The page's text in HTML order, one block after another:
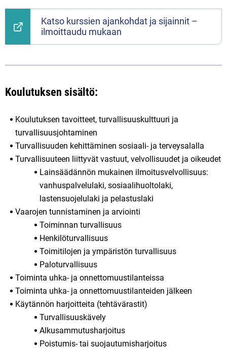
Katso kurssien ajankohdat ja sijainnit –
ilmoittaudu mukaan
Koulutuksen sisältö:
Koulutuksen tavoitteet, turvallisuuskulttuuri ja
turvallisuusjohtaminen
Turvallisuuden kehittäminen sosiaali- ja terveysalalla
Turvallisuuteen liittyvät vastuut, velvollisuudet ja oikeudet
Lainsäädännön mukainen ilmoitusvelvollisuus:
vanhuspalvelulaki, sosiaalihuoltolaki,
lastensuojelulaki ja pelastuslaki
Vaarojen tunnistaminen ja arviointi
Toiminnan turvallisuus
Henkilöturvallisuus
Toimitilojen ja ympäristön turvallisuus
Paloturvallisuus
Toiminta uhka- ja onnettomuustilanteissa
Toiminta uhka- ja onnettomuustilanteiden jälkeen
Käytännön harjoitteita (tehtävärastit)
Turvallisuuskävely
Alkusammutusharjoitus
Poistumis- tai suojautumisharjoitus